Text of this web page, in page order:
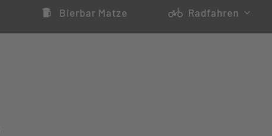
Bierbar Matze Radfahren